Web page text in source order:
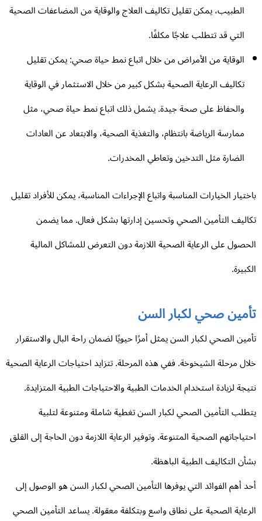
الطبيب، يمكن تقليل تكاليف العلاج والوقاية من المضاعفات الصحية
التي قد تتطلب علاجًا مكلفًا.
الوقاية من الأمراض من خلال اتباع نمط حياة صحي: يمكن تقليل
تكاليف الرعاية الصحية بشكل كبير من خلال الاستثمار في الوقاية
والحفاظ على صحة جيدة. يشمل ذلك اتباع نمط حياة صحي، مثل
ممارسة الرياضة بانتظام، والتغذية الصحية، والابتعاد عن العادات
الضارة مثل التدخين وتعاطي المخدرات.
الخيارات المناسبة واتباع الإجراءات المناسبة، يمكن للأفراد تقليل
التأمين الصحي وتحسين إدارتها بشكل فعال. مما يضمن
على الرعاية الصحية اللازمة دون التعرض للمشاكل المالية
صحي لكبار السن
الصحي لكبار السن يمثل أمرًا حيويًا لضمان راحة البال والاستقرار
مرحلة الشيخوخة. ففي هذه المرحلة. تتزايد احتياجات الرعاية الصحية
لزيادة استخدام الخدمات الطبية والاحتياجات الطبية المتزايدة.
التأمين الصحي لكبار السن تغطية شاملة ومتنوعة لتلبية
الصحية المتنوعة. وتوفير الرعاية اللازمة دون الحاجة إلى القلق
التكاليف الطبية الباهظة.
أهم الفوائد التي يوفرها التأمين الصحي لكبار السن هو الوصول إلى
الصحية على نطاق واسع وبتكلفة معقولة. يساعد التأمين الصحي